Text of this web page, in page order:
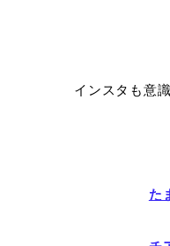
インスタも意
た